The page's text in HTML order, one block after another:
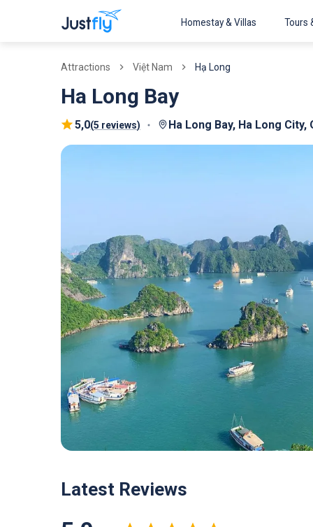
Homestay & Villas Tours
Attractions Việt Nam Hạ Long
Ha Long Bay
5,0(5 reviews) Ha Long Bay, Ha Long
Latest Reviews